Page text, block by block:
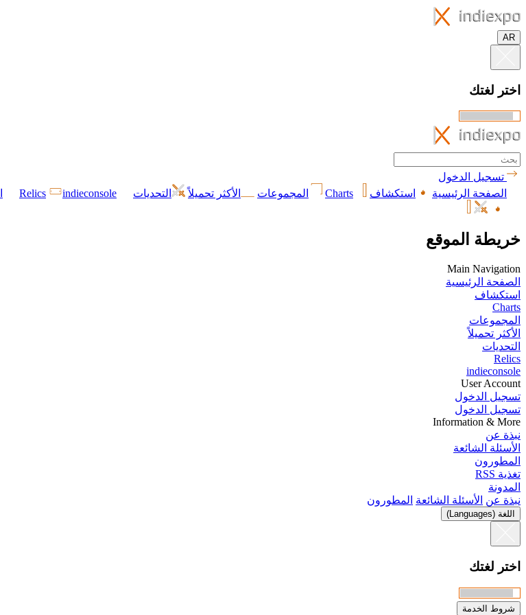
AR
اختر لغتك
تسجيل الدخول
الصفحة الرئيسية
استكشاف Charts المجموعات الأكثر تحميلاً التحديات Relics indieconsole
خريطة الموقع
Main Navigation
الصفحة الرئيسية
استكشاف
Charts
المجموعات
الأكثر تحميلاً
التحديات
Relics
indieconsole
User Account
تسجيل الدخول
تسجيل الدخول
Information & More
نبذة عن
الأسئلة الشائعة
المطورون
تغذية RSS
المدونة
نبذة عن الأسئلة الشائعة المطورون
اللغة (Languages)
اختر لغتك
شروط الخدمة